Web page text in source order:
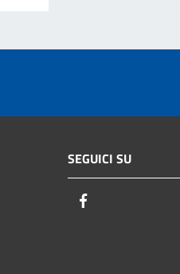
SEGUICI SU